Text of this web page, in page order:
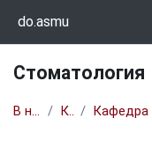
do.asmu
Стоматология
В начало Курсы